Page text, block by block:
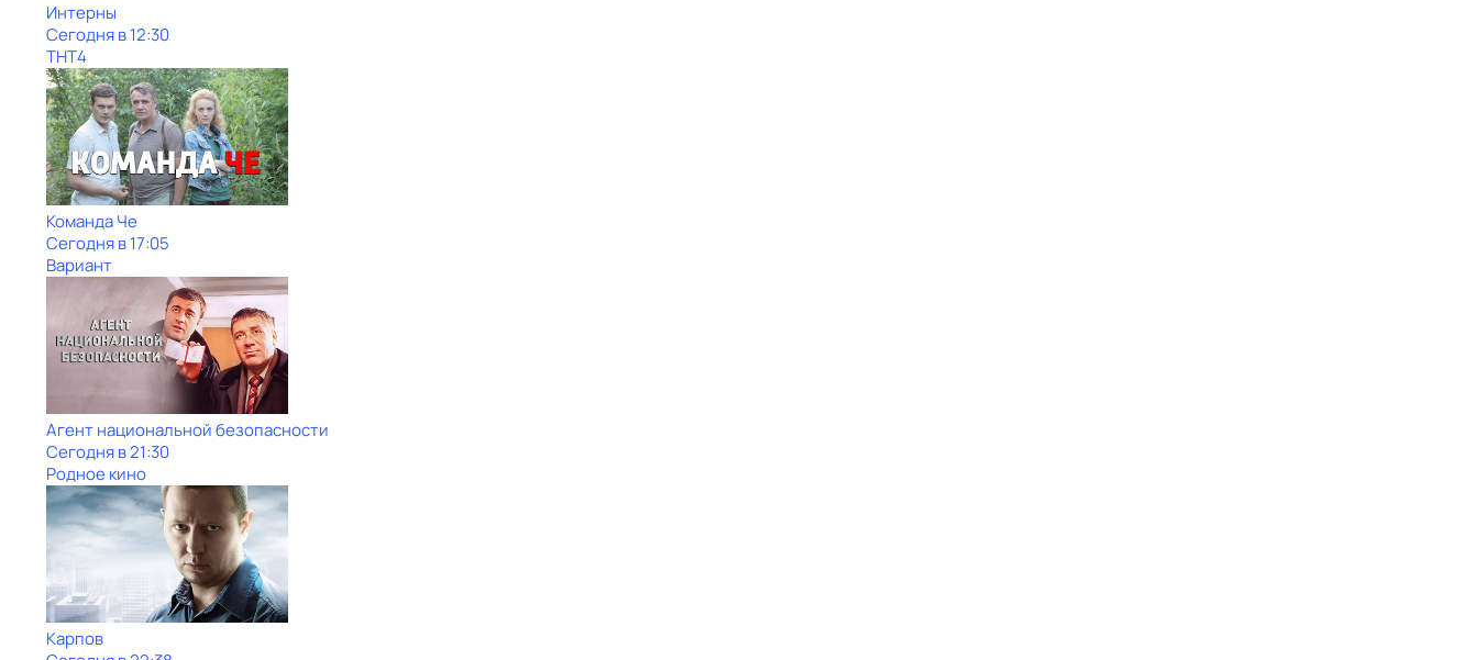
Интерны
Сегодня в 12:30
ТНТ4
Команда Че
Сегодня в 17:05
Вариант
Агент национальной безопасности
Сегодня в 21:30
Родное кино
Карпов